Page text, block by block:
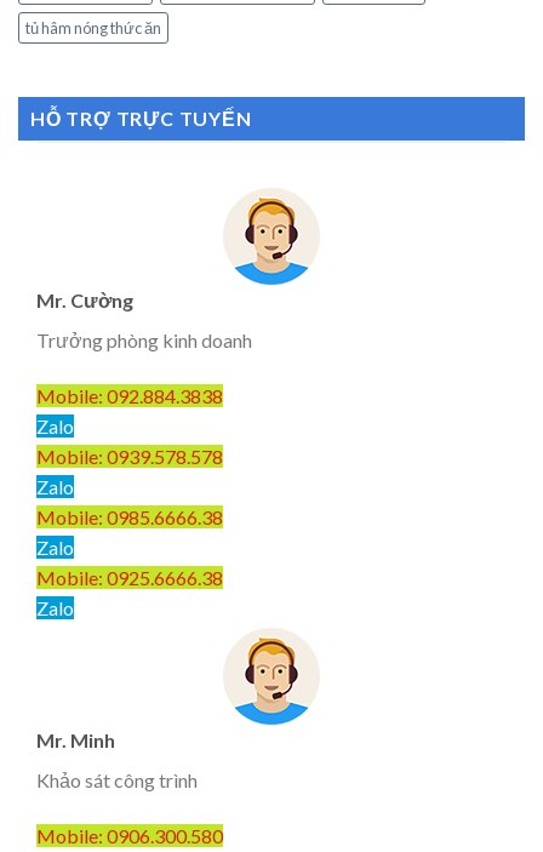
tủ hâm nóng thức ăn
HỖ TRỢ TRỰC TUYẾN
Mr. Cường
Trưởng phòng kinh doanh
Mobile: 092.884.3838
Zalo
Mobile: 0939.578.578
Zalo
Mobile: 0985.6666.38
Zalo
Mobile: 0925.6666.38
Zalo
Mr. Minh
Khảo sát công trình
Mobile: 0906.300.580